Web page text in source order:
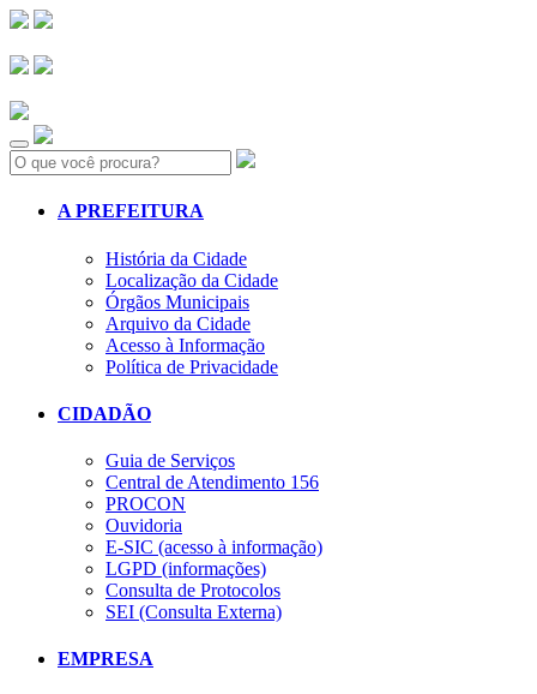
Search:
A PREFEITURA
História da Cidade
Localização da Cidade
Órgãos Municipais
Arquivo da Cidade
Acesso à Informação
Política de Privacidade
CIDADÃO
Guia de Serviços
Central de Atendimento 156
PROCON
Ouvidoria
E-SIC (acesso à informação)
LGPD (informações)
Consulta de Protocolos
SEI (Consulta Externa)
EMPRESA